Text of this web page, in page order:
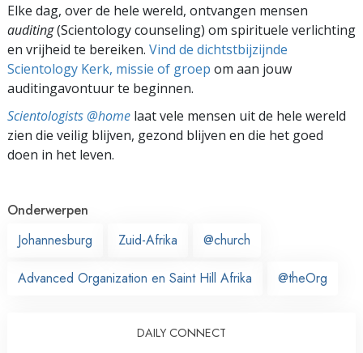
Elke dag, over de hele wereld, ontvangen mensen
auditing(Scientology counseling) om spirituele verlichting
en vrijheid te bereiken. Vind de dichtstbijzijnde
Scientology Kerk, missie of groep om aan jouw
auditingavontuur te beginnen.
Scientologists @home laat vele mensen uit de hele wereld
zien die veilig blijven, gezond blijven en die het goed
doen in het leven.
Onderwerpen
Johannesburg
Zuid-Afrika @church
Advanced Organization en Saint Hill Afrika @theOrg
DAILY CONNECT